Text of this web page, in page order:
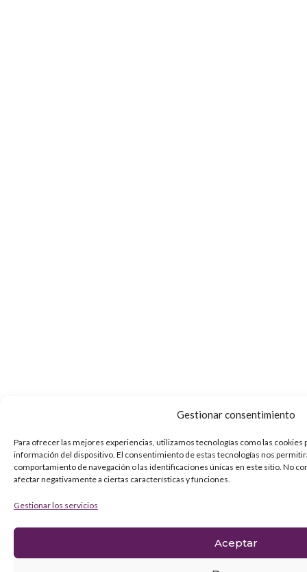
Gestionar consentimiento
Para ofrecer las mejores experiencias, utilizamos tecnologías como las cookies
información del dispositivo. El consentimiento de estas tecnologías nos
comportamiento de navegación o las identificaciones únicas en este sitio. No
afectar negativamente a ciertas características y funciones.
Gestionar los servicios
Aceptar